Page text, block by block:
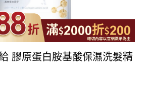
膠原蛋白胺基酸保濕洗髮精